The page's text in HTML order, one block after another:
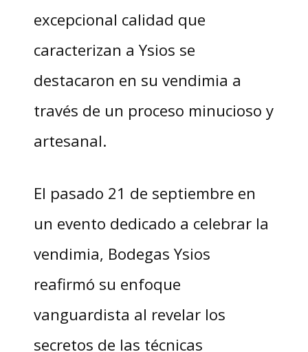
excepcional calidad que
caracterizan a Ysios se
destacaron en su vendimia a
través de un proceso minucioso y
artesanal.
El pasado 21 de septiembre en
un evento dedicado a celebrar la
vendimia, Bodegas Ysios
reafirmó su enfoque
vanguardista al revelar los
secretos de las técnicas